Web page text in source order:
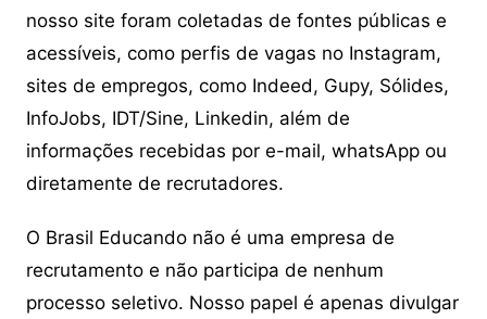
nosso site foram coletadas de fontes públicas e
acessíveis, como perfis de vagas no Instagram,
sites de empregos, como Indeed, Gupy, Sólides,
InfoJobs, IDT/Sine, Linkedin, além de
informações recebidas por e-mail, whatsApp ou
diretamente de recrutadores.
O Brasil Educando não é uma empresa de
recrutamento e não participa de nenhum
processo seletivo. Nosso papel é apenas divulgar